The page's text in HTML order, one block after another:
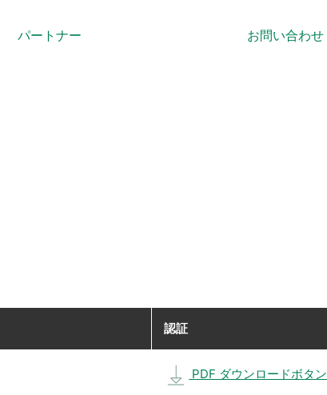
パートナー お問い合わせ
認証
PDF ダウンロードボタン